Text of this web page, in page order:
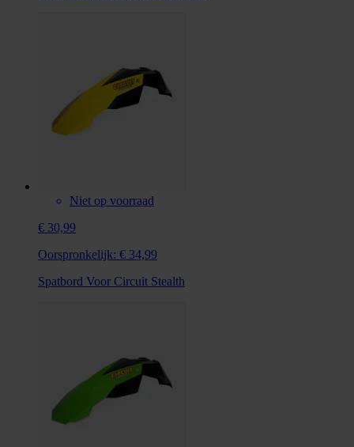
Niet op voorraad
€ 30,99
Oorspronkelijk: € 34,99
Spatbord Voor Circuit Stealth